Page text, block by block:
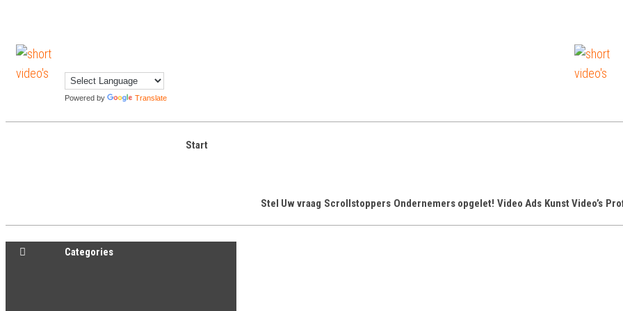
the
content
Video’s voor
ondernemers
Powered by Translate
Start
Stel Uw vraag Scrollstoppers Ondernemers opgelet! Video Ads Kunst Video’s
Categories